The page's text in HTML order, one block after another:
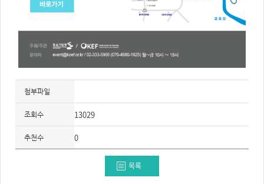
첨부파일
조회수 13029
추천수 0
목록